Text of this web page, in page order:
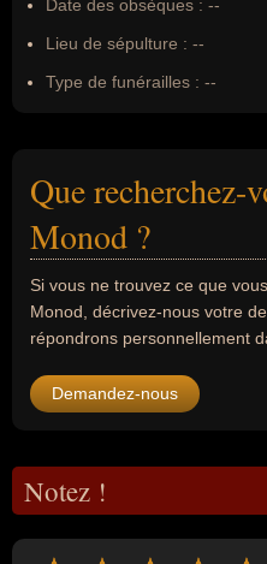
Date des obsèques : --
Lieu de sépulture : --
Type de funérailles : --
Que recherchez-
Monod ?
Si vous ne trouvez ce que
Monod, décrivez-nous votre
répondrons personnellement
Demandez-nous
Notez !